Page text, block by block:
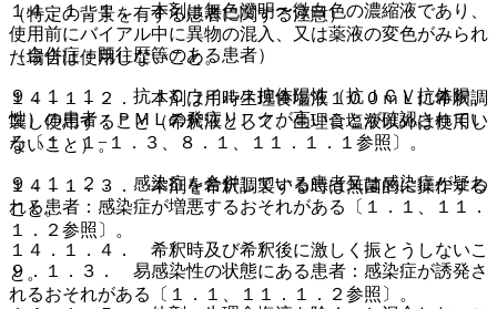
１４．１．１． 本剤は無色澄明〜微白色の濃縮液であり、
使用前にバイアル中に異物の混入、又は薬液の変色がみられ
た場合は使用しないこと。
１４．１．２． 本剤は用時生理食塩液１００ｍＬに希釈調
製し使用すること（希釈液として、生理食塩液以外は使用し
ないこと）。
１４．１．３． 本剤を希釈調製する時は無菌的に操作する
こと。
１４．１．４． 希釈時及び希釈後に激しく振とうしないこ
と。
（特定の背景を有する患者に関する注意）
（合併症・既往歴等のある患者）
９．１．１． 抗ＪＣウイルス抗体陽性（抗ＪＣＶ抗体陽
性）の患者：ＰＭＬの発症リスクが高いことが確認されてい
る〔１．１−１．３、８．１、１１．１．１参照〕。
９．１．２． 感染症を合併している患者又は感染症が疑わ
れる患者：感染症が増悪するおそれがある〔１．１、１１．
１．２参照〕。
９．１．３． 易感染性の状態にある患者：感染症が誘発さ
れるおそれがある〔１．１、１１．１．２参照〕。